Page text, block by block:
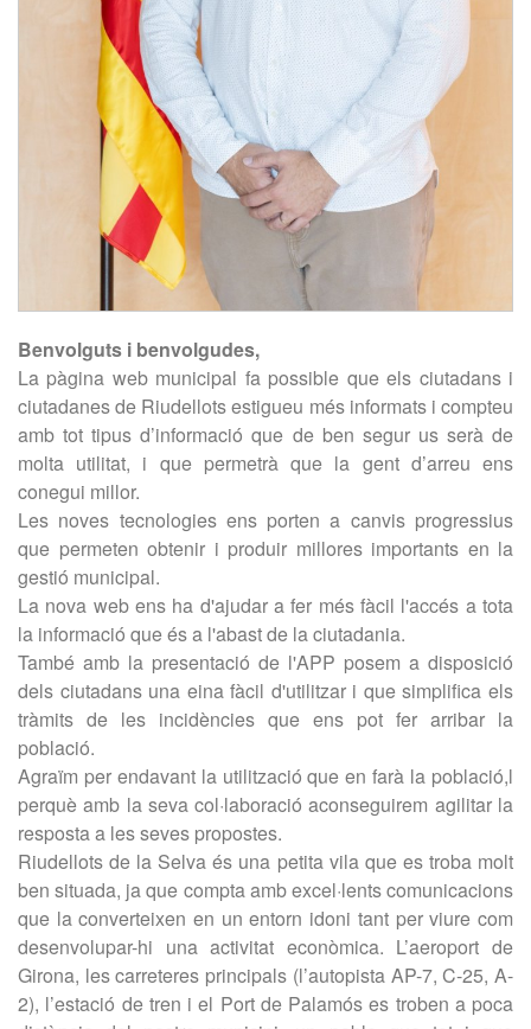
Benvolguts i benvolgudes,
La pàgina web municipal fa possible que els ciutadans i
ciutadanes de Riudellots estigueu més informats i compteu
amb tot tipus d’informació que de ben segur us serà de
molta utilitat, i que permetrà que la gent d’arreu ens
conegui millor.
Les noves tecnologies ens porten a canvis progressius
que permeten obtenir i produir millores importants en la
gestió municipal.
La nova web ens ha d'ajudar a fer més fàcil l'accés a tota
la informació que és a l'abast de la ciutadania.
També amb la presentació de l'APP posem a disposició
dels ciutadans una eina fàcil d'utilitzar i que simplifica els
tràmits de les incidències que ens pot fer arribar la
població.
Agraïm per endavant la utilització que en farà la població,l
perquè amb la seva col·laboració aconseguirem agilitar la
resposta a les seves propostes.
Riudellots de la Selva és una petita vila que es troba molt
ben situada, ja que compta amb excel·lents comunicacions
que la converteixen en un entorn idoni tant per viure com
desenvolupar-hi una activitat econòmica. L’aeroport de
Girona, les carreteres principals (l’autopista AP-7, C-25, A-
2), l’estació de tren i el Port de Palamós es troben a poca